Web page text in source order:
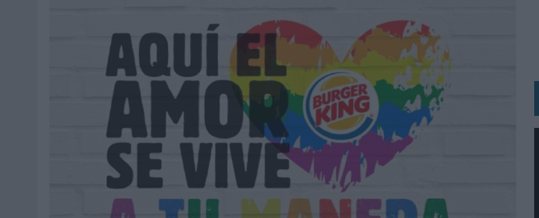
EL USO DE LA IA GENERATIVA ALCANZA YA AL 62% DE LOS ESPAÑOLES
SYSTEM1 NOMBRA A KIMBERLY BASTONI COMO NUEVA DIRECTORA COMERCIAL GLOBAL
FRIGO Y UNIQLO LANZAN UNA COLECCIÓN PERSONALIZABLE INSPIRADA EN CORNETTO, CALIPPO Y SOLERO
LA IA ESTÁ SUBIENDO EL LISTÓN DE LA CREATIVIDAD
BEON WORLDWIDE LANZA RAÍZ URBANA PARA TRANSFORMAR EL PATRIMONIO HISTÓRICO EN ACTIVOS CULTURALES Y ECONÓMICOS
FABRA COMUNICACIÓN INCORPORA A CASONÁ Y ASUME LA GESTIÓN DE SUS RELACIONES CON LOS MEDIOS
LOPESAN HOTELS & RESORTS ACERCA EL PARAÍSO CANARIO EN SU ÚLTIMA CAMPAÑA INTERNACIONAL
LUIS ARQUILLOS (BURGO DE ARIAS): “LA CONSTRUCCIÓN DE MARCA A LARGO PLAZO Y LA MEDICIÓN SON DOS CARAS DE LA MISMA
‘EL PARAÍSO MÁS CERCA’, DE 22GRADOS PARA LOPESAN HOTELS & RESORTS